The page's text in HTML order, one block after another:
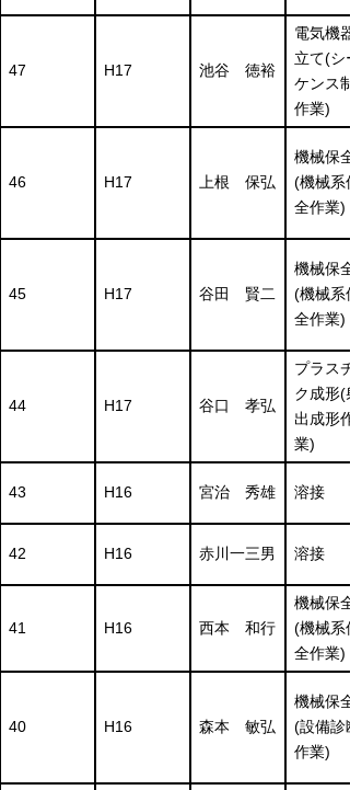
47 H17 池谷 徳裕
電気機
立て(シ
ケンス
作業)
46 H17 上根 保弘
機械保全
(機械系
全作業)
45 H17 谷田 賢二
機械保全
(機械系
全作業)
44 H17 谷口 孝弘
プラス
ク成形(
出成形作
業)
43 H16 宮治 秀雄 溶接
42 H16 赤川一三男 溶接
41 H16 西本 和行
機械保全
(機械系
全作業)
40 H16 森本 敏弘
機械保全
(設備診
作業)